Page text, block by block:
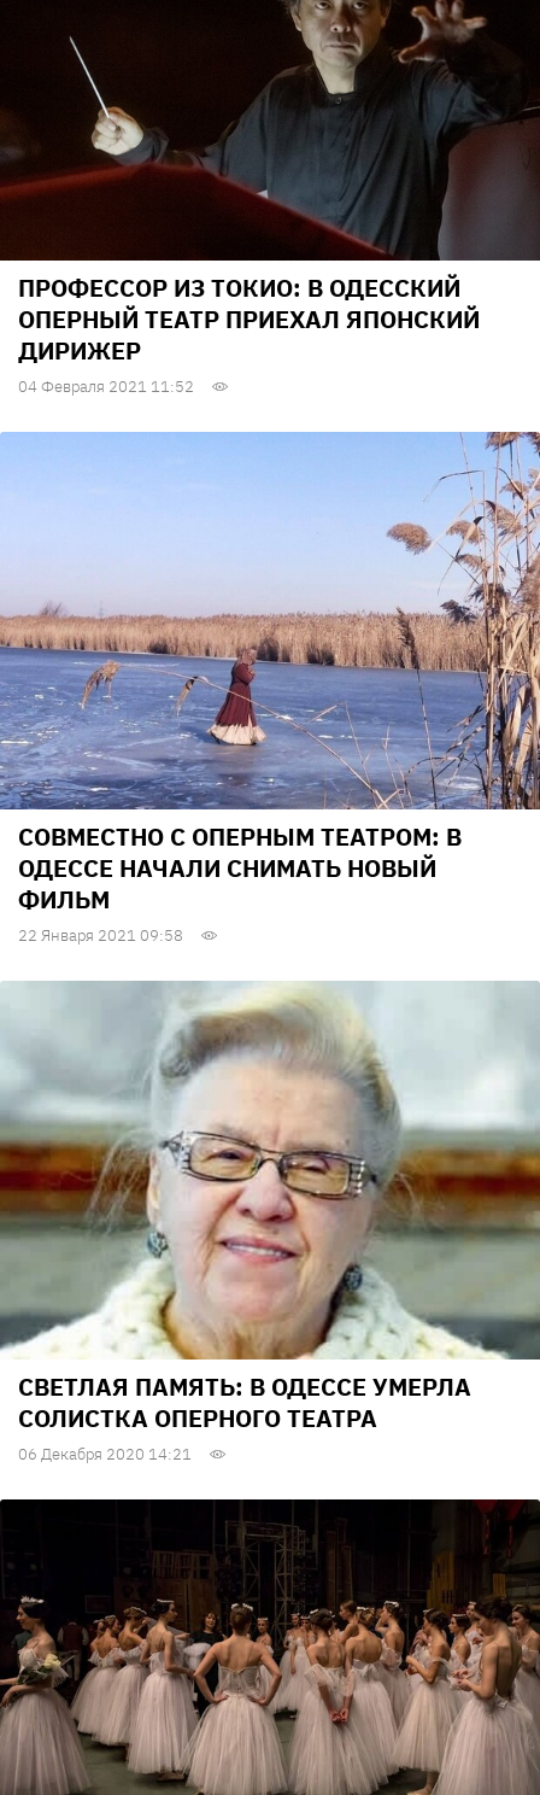
ПРОФЕССОР ИЗ ТОКИО: В ОДЕССКИЙ
ОПЕРНЫЙ ТЕАТР ПРИЕХАЛ ЯПОНСКИЙ
ДИРИЖЕР
04 Февраля 2021 11:52
СОВМЕСТНО С ОПЕРНЫМ ТЕАТРОМ: В
ОДЕССЕ НАЧАЛИ СНИМАТЬ НОВЫЙ
ФИЛЬМ
22 Января 2021 09:58
СВЕТЛАЯ ПАМЯТЬ: В ОДЕССЕ УМЕРЛА
СОЛИСТКА ОПЕРНОГО ТЕАТРА
06 Декабря 2020 14:21